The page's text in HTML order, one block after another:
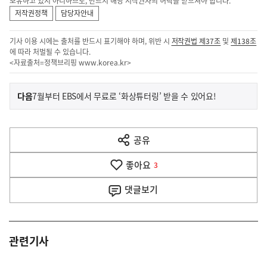
저작권정책
담당자안내
기사 이용 시에는 출처를 반드시 표기해야 하며, 위반 시 저작권법 제37조 및제138조
에 따라 처벌될 수 있습니다.
<자료출처=정책브리핑 www.korea.kr>
이
전
다
음
다음기
7월부터 EBS에서 무료로 ‘화상튜터링’ 받을 수 있어요!
공유
열
기
좋아요 3
댓글보기
관련기사